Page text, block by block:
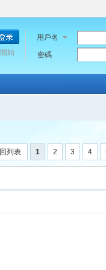
用戶名
密碼
始
1 2 3 4
列表